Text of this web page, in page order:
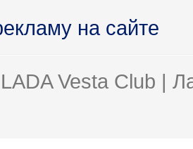
на сайте
Vesta Club |